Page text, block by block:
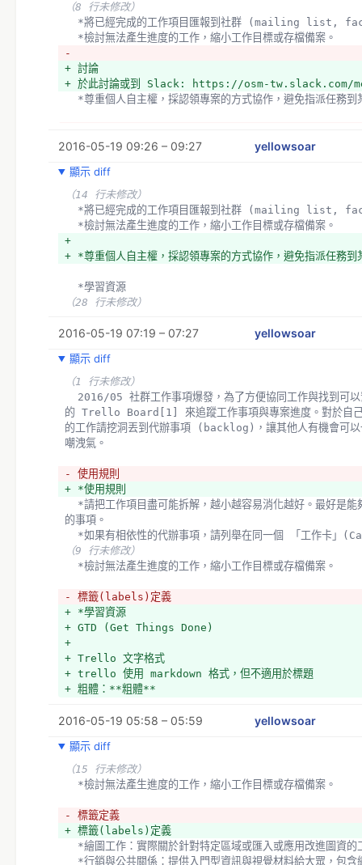
markdown-in-trello
+ *已經啟用 aging 功能，太久未更新的卡片會透明化。會檢
縮小工作目標或存檔備案。
- *前人協作方式
- 標籤(labels)定義
+ 標籤 (Labels)定義
  *行銷與公共關係：提供入門型資訊與視覺材料給大眾，包含網站、週報、文宣、名
（6 行未修改）
  [2] 請用此連結加入團隊 -
https://trello.com/invite/osmtw/
https://trello.com/c/SYQzSVef/38-label
+ 參與開發請加入 Slack
+ Slack: https://osm-tw.signup.team/
+ 於此討論或到 Slack: https://osm-tw.slack.com/
+ *自願入坑，不指派。除非有人能夠貢獻經驗或是 blocker.
+ *
+ 組成
+
+ 文字格式
+ trello 使用 markdown 格式，但不適用於標題
+ 粗體：**粗體**
+ 斜體：*斜體* _斜體_
+ 符號清單："- "
+ 標號清單："1. "
+ 更多格式說明請參考：http://help.trello.com/
markdown-in-trello
  其他討論
（5 行未修改）
（8 行未修改）
*將已經完成的工作項目匯報到社群 (mailing list,
  *檢討無法產生進度的工作，縮小工作目標或存檔備案。
-
+ 討論
+ 於此討論或到 Slack: https://osm-tw.slack.com/
*尊重個人自主權，採認領專案的方式協作，避免指派任務
- GTD (Get Things Done)
+ 組成
- Trello 文字格式
+ 文字格式
  trello 使用 markdown 格式，但不適用於標題
（1 行未修改）
  符號清單："- "
- 其他請參考：http://help.trello.com/article/821-
+ 更多格式說明請參考：http://help.trello.com/
markdown-in-trello
- *標籤(labels)定義
+ *前人協作方式
+ 標籤(labels)定義
片、貼紙、記者訪問、新聞稿等。
（15 行未修改）
2016-05-19 09:26 – 09:27 yellowsoar
顯示 diff
（14 行未修改）
*將已經完成的工作項目匯報到社群 (mailing list,
  *檢討無法產生進度的工作，縮小工作目標或存檔備案。
+
+ *尊重個人自主權，採認領專案的方式協作，避免指派任務到
  *學習資源
（28 行未修改）
2016-05-19 07:19 – 07:27 yellowsoar
顯示 diff
（1 行未修改）
的 Trello Board[1] 來追蹤工作事項與專案進度。對於自己
的工作請挖洞丟到代辦事項 (backlog)，讓其他人有機會可以
嘲洩氣。
- 使用規則
+ *使用規則
的事項。
*如果有相依性的代辦事項，請列舉在同一個 「工作卡」
（9 行未修改）
  *檢討無法產生進度的工作，縮小工作目標或存檔備案。
- 標籤(labels)定義
+ *學習資源
+ GTD (Get Things Done)
+
+ Trello 文字格式
+ trello 使用 markdown 格式，但不適用於標題
+ 粗體：**粗體**
+ 符號清單："- "
+ 其他請參考：http://help.trello.com/article/
in-trello
*繪圖工作：實際關於針對特定區域或匯入或應用改進圖資的
  *行銷與公共關係：提供入門型資訊與視覺材料給大眾，包含網站、週報、文宣、名
片、貼紙、記者訪問、新聞稿等。
- *
2016-05-19 05:58 – 05:59 yellowsoar
顯示 diff
（15 行未修改）
  *檢討無法產生進度的工作，縮小工作目標或存檔備案。
- 標籤定義
+ 標籤(labels)定義
*繪圖工作：實際關於針對特定區域或匯入或應用改進圖資的